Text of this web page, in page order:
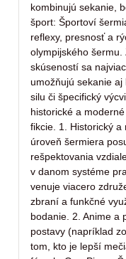
kombinujú sekanie,
šport: Športoví
reflexy, presnosť a
olympijského
skúseností sa
umožňujú sekanie
silu či špecifický
historické a
fikcie. 1. Historický
úroveň šermiera
rešpektovania
v danom systéme
venuje viacero
zbraní a funkčné
bodanie. 2. Anime a
postavy (napríklad
tom, kto je lepší